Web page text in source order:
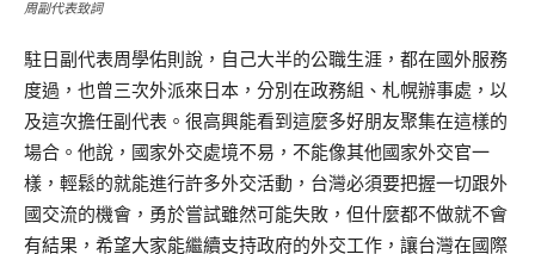
周副代表致詞
駐日副代表周學佑則說，自己大半的公職生涯，都在國外服務
度過，也曾三次外派來日本，分別在政務組、札幌辦事處，以
及這次擔任副代表。很高興能看到這麼多好朋友聚集在這樣的
場合。他說，國家外交處境不易，不能像其他國家外交官一
樣，輕鬆的就能進行許多外交活動，台灣必須要把握一切跟外
國交流的機會，勇於嘗試雖然可能失敗，但什麼都不做就不會
有結果，希望大家能繼續支持政府的外交工作，讓台灣在國際